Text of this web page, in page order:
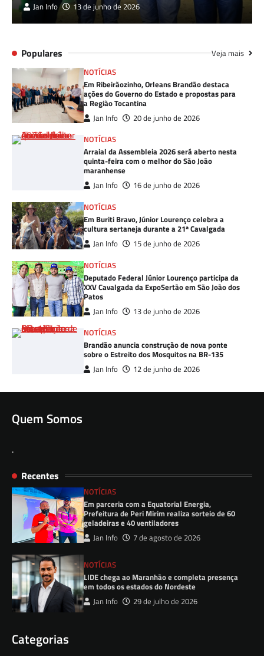
Jan Info 13 de junho de 2026
Populares Veja mais
NOTÍCIAS
Em Ribeirãozinho, Orleans Brandão destaca
ações do Governo do Estado e propostas para
a Região Tocantina
Jan Info
20 de junho de 2026
NOTÍCIAS
Arraial da Assembleia 2026 será aberto nesta
quinta-feira com o melhor do São João
maranhense
Jan Info
16 de junho de 2026
NOTÍCIAS
Em Buriti Bravo, Júnior Lourenço celebra a
cultura sertaneja durante a 21ª Cavalgada
Jan Info
15 de junho de 2026
NOTÍCIAS
Deputado Federal Júnior Lourenço participa da
XXV Cavalgada da ExpoSertão em São João dos
Patos
Jan Info
13 de junho de 2026
NOTÍCIAS
Brandão anuncia construção de nova ponte
sobre o Estreito dos Mosquitos na BR-135
Jan Info 12 de junho de 2026
Quem Somos
.
Recentes
NOTÍCIAS
Em parceria com a Equatorial Energia,
Prefeitura de Peri Mirim realiza sorteio de 60
geladeiras e 40 ventiladores
Jan Info 7 de agosto de 2026
NOTÍCIAS
LIDE chega ao Maranhão e completa presença
em todos os estados do Nordeste
Jan Info 29 de julho de 2026
Categorias